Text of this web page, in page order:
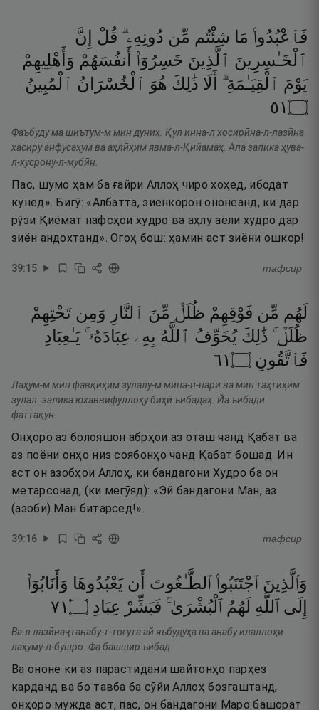
فَٱعْبُدُوا۟ مَا شِئْتُم مِّن دُونِهِۦ ۗ قُلْ
إِنَّ
ٱلْخَـٰسِرِينَ ٱلَّذِينَ خَسِرُوٓا۟ أَنفُسَهُمْ وَأَهْلِيهِمْ
يَوْمَ ٱلْقِيَـٰمَةِ ۗ أَلَا ذَٰلِكَ هُوَ ٱلْخُسْرَانُ ٱلْمُبِينُ
۝١٥
Фаъбуду ма шиътум-м мин дуниҳ. Қул инна-л хосирӣна-л-лазӣна
хасиру анфусаҳум ва аҳлӣҳим явма-л-Қийамаҳ. Ала залика ҳува-
л-хусрону-л-мубӣн.
Пас, шумо ҳам ба ғайри Аллоҳ чиро хоҳед, ибодат
кунед». Бигӯ: «Албатта, зиёнкорон ононеанд, ки дар
рӯзи Қиёмат нафсҳои худро ва аҳлу аёли худро дар
зиён андохтанд». Огоҳ бош: ҳамин аст зиёни ошкор!
39:15 тафсир
لَهُم مِّن فَوْقِهِمْ ظُلَلٌۭ مِّنَ ٱلنَّارِ وَمِن تَحْتِهِمْ
ظُلَلٌۭ ۚ ذَٰلِكَ يُخَوِّفُ ٱللَّهُ بِهِۦ عِبَادَهُۥ ۚ يَـٰعِبَادِ
فَٱتَّقُونِ ۝١٦
Лаҳум-м мин фавқиҳим зулалу-м мина-н-нари ва мин таҳтиҳим
зулал. залика юхаввифуллоҳу биҳӣ ъибадаҳ. Йа ъибади
фаттақун.
Онҳоро аз болояшон абрҳои аз оташ чанд Қабат ва
аз поёни онҳо низ соябонҳо чанд Қабат бошад. Ин
аст он азобҳои Аллоҳ, ки бандагони Худро ба он
метарсонад, (ки мегӯяд): «Эй бандагони Ман, аз
(азоби) Ман битарсед!».
39:16 тафсир
وَٱلَّذِينَ ٱجْتَنَبُوا۟ ٱلطَّـٰغُوتَ أَن يَعْبُدُوهَا وَأَنَابُوٓا۟
إِلَى ٱللَّهِ لَهُمُ ٱلْبُشْرَىٰ ۚ فَبَشِّرْ عِبَادِ ۝١٧
Ва-л лазӣнаҷтанабу-т-тоғута ай яъбудуҳа ва анабу илаллоҳи
лаҳуму-л-бушро. Фа башшир ъибад.
Ва ононе ки аз парастидани шайтонҳо парҳез
карданд ва бо тавба ба сӯйи Аллоҳ бозгаштанд,
онҳоро мужда аст, пас, он бандагони Маро башорат